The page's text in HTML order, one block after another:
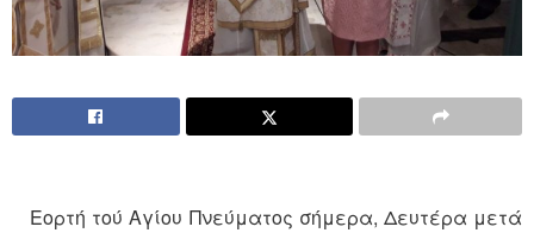
Εορτή τού Αγίου Πνεύματος σήμερα, Δευτέρα μετά